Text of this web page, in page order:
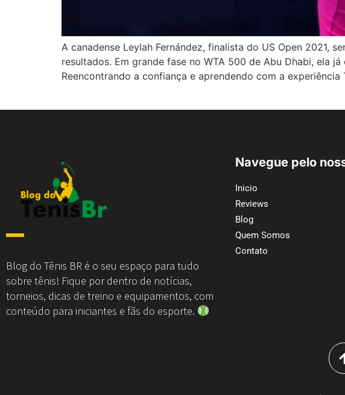
A canadense Leylah Fernández, finalista do US Open 2021,
resultados. Em grande fase no WTA 500 de Abu Dhabi, ela
Reencontrando a confiança e aprendendo com a
Blog do Tênis BR é o seu espaço para tudo
sobre tênis! Fique por dentro de notícias,
torneios, dicas de treino e equipamentos, com
conteúdo para iniciantes e fãs do esporte.
Navegue pelo
Inicio
Reviews
Blog
Quem Somos
Contato